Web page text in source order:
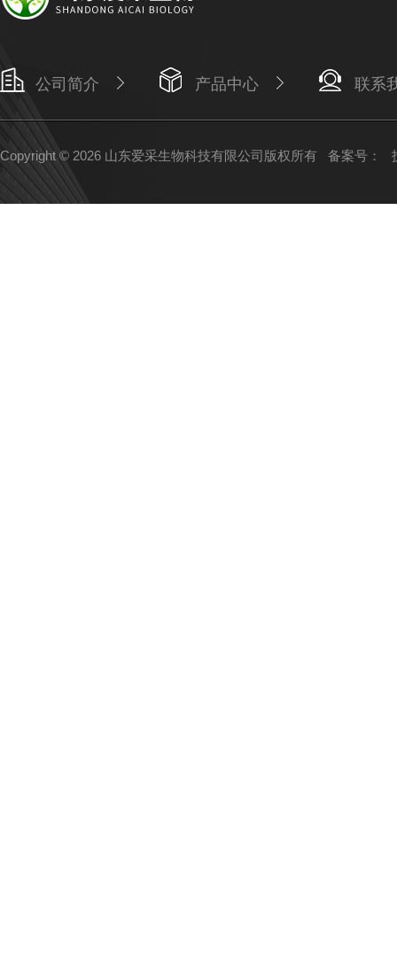
公司简介 产品中心 联系
Copyright © 2026 山东爱采生物科技有限公司版权所有 备案号：